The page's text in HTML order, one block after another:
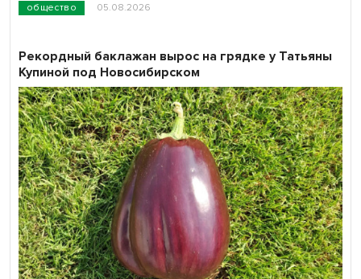
общество 05.08.2026
Рекордный баклажан вырос на грядке у Татьяны
Купиной под Новосибирском